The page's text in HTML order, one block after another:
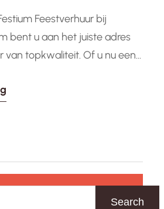
Feestverhuur bij
bent u aan het juiste adres
van topkwaliteit. Of u nu een
wij hebben alles wat u
en diensten. Van…
Search